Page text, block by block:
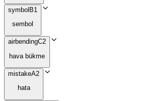
symbolB1
sembol
airbendingC2
hava bükme
mistakeA2
hata